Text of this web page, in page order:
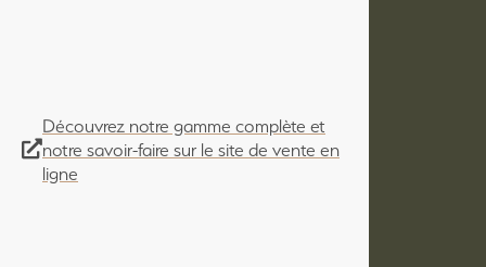
Découvrez notre gamme complète et
notre savoir-faire sur le site de vente en
ligne